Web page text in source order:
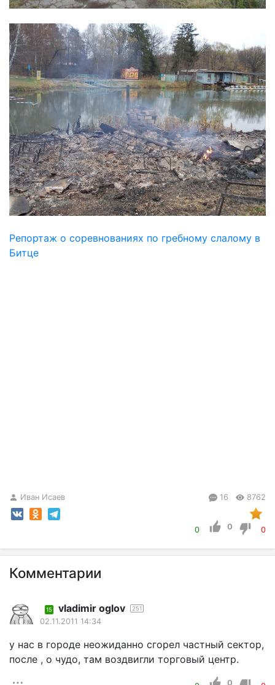
Репортаж о соревнованиях по гребному слалому в
Битце
Иван Исаев 16 8762
0 0 0
Комментарии
15 vladimir oglov 251
02.11.2011 14:34
у нас в городе неожиданно сгорел частный сектор,
после , о чудо, там воздвигли торговый центр.
0